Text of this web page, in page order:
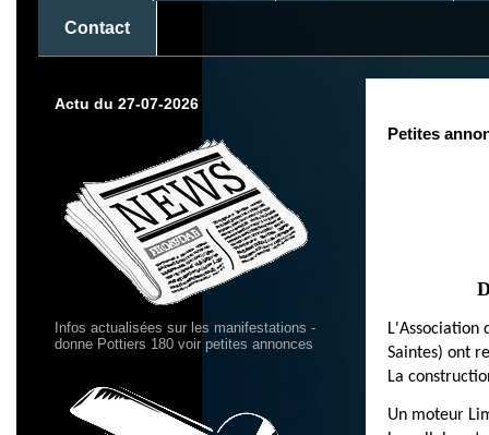
Contact
Petites
L'Association
Saintes) ont
La
Un moteur
Actu du 27-07-2026
Infos actualisées sur les manifestations -
donne Pottiers 180 voir petites annonces